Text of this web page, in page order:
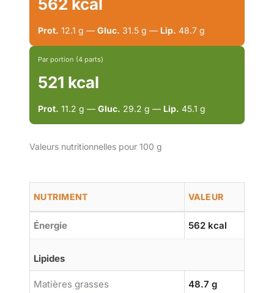
562 kcal
Prot. 12.1 g — Gluc. 31.5 g — Lip. 48.7 g
Par portion (4 parts)
521 kcal
Prot. 11.2 g — Gluc. 29.2 g — Lip. 45.1 g
Valeurs nutritionnelles pour 100 g
NUTRIMENT VALEUR
Énergie 562 kcal
Lipides
Matières grasses 48.7 g